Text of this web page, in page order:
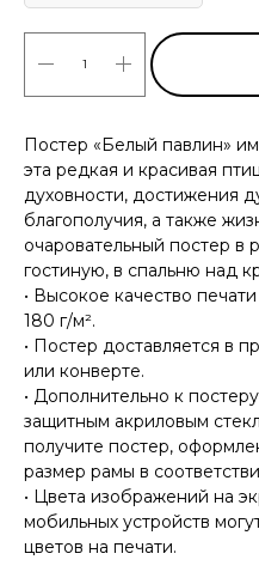
Постер «Белый павлин»
эта редкая и красивая
духовности, достижения
благополучия, а также
очаровательный постер в
гостиную, в спальню над
• Высокое качество
180 г/м².
• Постер доставляется в
или конверте.
• Дополнительно к
защитным акриловым
получите постер,
размер рамы в
• Цвета изображений на
мобильных устройств
цветов на печати.